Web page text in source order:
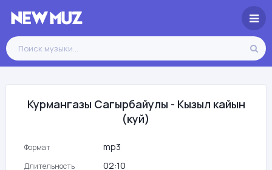
Курмангазы Сагырбайулы - Кызыл кайын
(куй)
Формат mp3
Длительность 02:10